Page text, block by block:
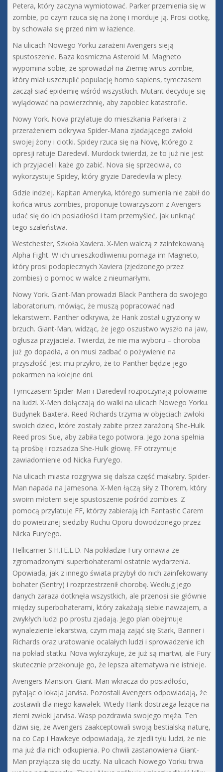
Petera, który zaczyna wymiotować. Parker przemienia się w
zombie, po czym rzuca się na żonę i morduje ją. Prosi ciotkę,
by schowała się przed nim w łazience.
Na ulicach Nowego Yorku zarażeni Avengers sieją
spustoszenie. Baza kosmiczna Asteroid M. Magneto
wypomina sobie, że sprowadził na Ziemię wirus zombie,
który miał uszczuplić populację homo sapiens, tymczasem
zaczął siać epidemię wśród wszystkich. Mutant decyduje się
wylądować na powierzchnię, aby zapobiec katastrofie.
Nowy York. Nova przylatuje do mieszkania Parkera i z
przerażeniem odkrywa Spider-Mana zjadającego zwłoki
swojej żony i ciotki. Spidey rzuca się na Novę, którego z
opresji ratuje Daredevil. Murdock twierdzi, że to już nie jest
ich przyjaciel i każe go zabić. Nova się sprzeciwia, co
wykorzystuje Spidey, który gryzie Daredevila w plecy.
Gdzie indziej. Kapitan Ameryka, którego sumienia nie zabił do
końca wirus zombies, proponuje towarzyszom z Avengers
udać się do ich posiadłości i tam przemyśleć, jak uniknąć
tego szaleństwa.
Westchester, Szkoła Xaviera. X-Men walczą z zainfekowaną
Alpha Fight. W ich unieszkodliwieniu pomaga im Magneto,
który prosi podopiecznych Xaviera (zjedzonego przez
zombies) o pomoc w walce z nieumarłymi.
Nowy York. Giant-Man prowadzi Black Panthera do swojego
laboratorium, mówiąc, że muszą popracować nad
lekarstwem. Panther odkrywa, że Hank został ugryziony w
brzuch. Giant-Man, widząc, że jego oszustwo wyszło na jaw,
ogłusza przyjaciela. Twierdzi, że nie ma wyboru – choroba
już go dopadła, a on musi zadbać o pożywienie na
przyszłość. Jest mu przykro, że to Panther będzie jego
pokarmen na kolejne dni.
Tymczasem Spider-Man i Daredevil rozpoczynają polowanie
na ludzi. X-Men dołączają do walki na ulicach Nowego Yorku.
Budynek Baxtera. Reed Richards trzyma w objęciach zwłoki
swoich dzieci, które zostały zabite przez zarażoną She-Hulk.
Reed prosi Sue, aby zabiła tego potwora. Jego żona spełnia
tą prośbę i rozsadza She-Hulk głowę. FF otrzymuje
zawiadomienie od Nicka Fury’ego.
Na ulicach miasta rozgrywa się dalsza część makabry. Spider-
Man napada na Jamesona. X-Men łączą siły z Thorem, który
swoim młotem sieje spustoszenie pośród zombies. Z
pomocą przylatuje FF, którzy zabierają ich Fantastic Carem
do powietrznej siedziby Ruchu Oporu dowodzonego przez
Nicka Fury’ego.
Hellicarrier S.H.I.E.L.D. Na pokładzie Fury omawia ze
zgromadzonymi superbohaterami ostatnie wydarzenia.
Opowiada, jak z innego świata przybył do nich zainfekowany
bohater (Sentry) i rozprzestrzenił chorobę. Według jego
danych zaraza dotknęła wszystkich, ale przenosi sie głównie
między superbohaterami, który zakażają siebie nawzajem, a
zwykłych ludzi po prostu zjadają. Jego plan obejmuje
wynalezienie lekarstwa, czym mają zająć się Stark, Banner i
Richards oraz uratowanie ocalałych ludzi i sprowadzenie ich
na pokład statku. Nova wykrzykuje, że już są martwi, ale Fury
skutecznie przekonuje go, że lepsza alternatywa nie istnieje.
Avengers Mansion. Giant-Man wkracza do posiadłości,
pytając o lokaja Jarvisa. Pozostali Avengers odpowiadają, że
zostawili dla niego kawałek. Wtedy Hank dostrzega leżące na
ziemi zwłoki Jarvisa. Wasp pozdrawia swojego męża. Ten
dziwi się, że Avengers zaakceptowali swoją bestialską naturę,
na co Cap i Hawkeye odpowiadają, że zjedli tylu ludzi, że nie
ma już dla nich odkupienia. Po chwili zastanowienia Giant-
Man przyłącza się do uczty. Na ulicach Nowego Yorku trwa